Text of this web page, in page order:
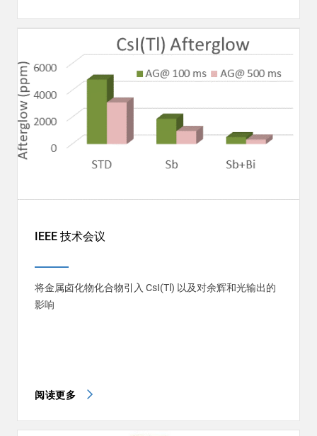
IEEE 技术会议
将金属卤化物化合物引入 CsI(Tl) 以及对余辉和光输出的
影响
阅读更多